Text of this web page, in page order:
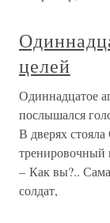
целей
Одиннадцатое
послышался
В дверях
тренировочный
– Как вы?..
солдат,